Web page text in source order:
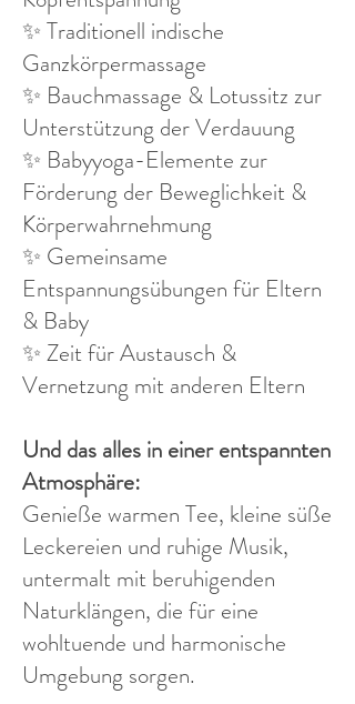
✨ Traditionell indische
Ganzkörpermassage
✨ Bauchmassage & Lotussitz zur
Unterstützung der Verdauung
✨ Babyyoga-Elemente zur
Förderung der Beweglichkeit &
Körperwahrnehmung
✨ Gemeinsame
Entspannungsübungen für Eltern
& Baby
✨ Zeit für Austausch &
Vernetzung mit anderen Eltern
Und das alles in einer entspannten
Atmosphäre:
Genieße warmen Tee, kleine süße
Leckereien und ruhige Musik,
untermalt mit beruhigenden
Naturklängen, die für eine
wohltuende und harmonische
Umgebung sorgen.